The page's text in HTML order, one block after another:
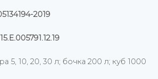
2019
5, 10, 20, 30 л; бочка 200 л; куб 1000